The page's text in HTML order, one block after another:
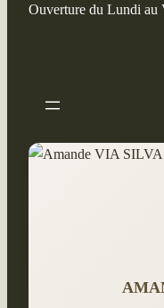
Ouverture du Lundi au